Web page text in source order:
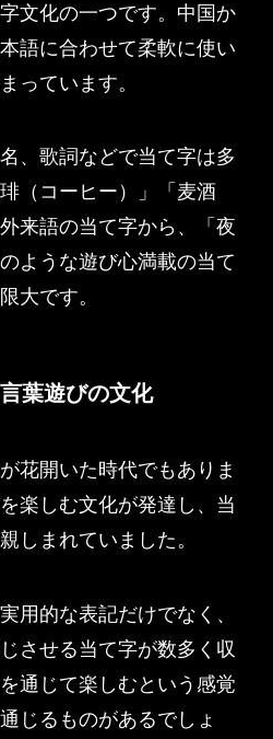
文化の一つです。中国か
語に合わせて柔軟に使い
っています。
、歌詞などで当て字は多
（コーヒー）」「麦酒
来語の当て字から、「夜
ような遊び心満載の当て
大です。
葉遊びの文化
花開いた時代でもありま
楽しむ文化が発達し、当
しまれていました。
用的な表記だけでなく、
させる当て字が数多く収
通じて楽しむという感覚
じるものがあるでしょ